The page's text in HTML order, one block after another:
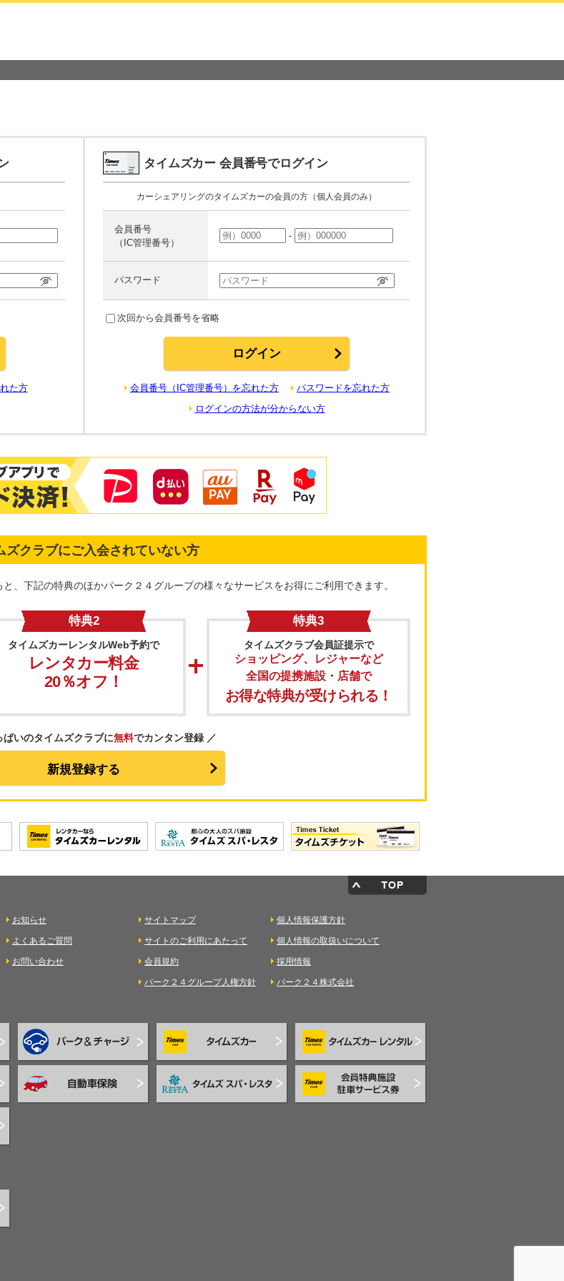
た方
タイムズカー 会員番号でログイン
カーシェアリングのタイムズカーの会員の方（個人会員のみ）
会員番号
（IC管理番号）
-
パスワード
次回から会員番号を省略
会員番号（IC管理番号）を忘れた方
パスワードを忘れた方
ログインの方法が分からない方
ズクラブにご入会されていない方
、下記の特典のほかパーク２４グループの様々なサービスをお得にご利用できます。
特典2
タイムズカーレンタルWeb予約で
レンタカー料金
20％オフ！
特典3
タイムズクラブ会員証提示で
ショッピング、レジャーなど
全国の提携施設・店舗で
お得な特典が受けられる！
ぱいのタイムズクラブに無料でカンタン登録 ／
新規登録する
お知らせ
よくあるご質問
お問い合わせ
サイトマップ
サイトのご利用にあたって
会員規約
パーク２４グループ人権方針
個人情報保護方針
個人情報の取扱いについて
採用情報
パーク２４株式会社